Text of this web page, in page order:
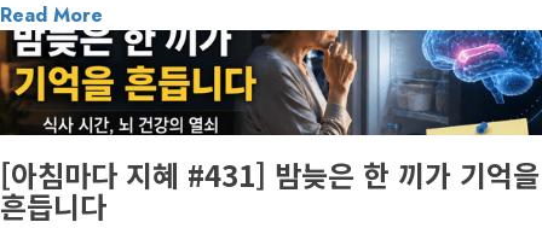
Read More
1 minute read
게재된 글
아침마다 지혜
[아침마다 지혜 #431] 밤늦은 한 끼가 기억을
흔듭니다